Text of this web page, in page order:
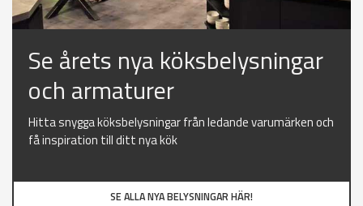
Se årets nya köksbelysningar
och armaturer
Hitta snygga köksbelysningar från ledande varumärken och
få inspiration till ditt nya kök
SE ALLA NYA BELYSNINGAR HÄR!